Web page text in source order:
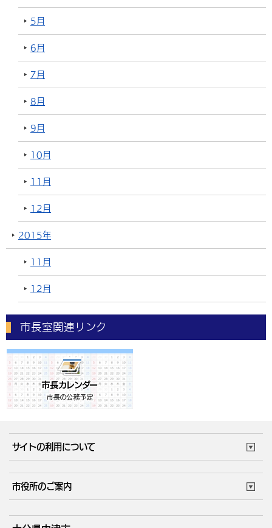
5月
6月
7月
8月
9月
10月
11月
12月
2015年
11月
12月
市長室関連リンク
サイトの利用について
市役所のご案内
庁舎地図 組織案内